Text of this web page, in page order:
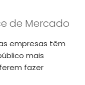
de Mercado
empresas têm
mais
fazer